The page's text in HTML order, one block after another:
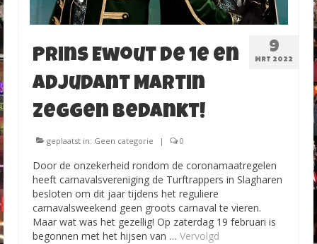
9
MRT 2022
Prins Ewout de 1e en
adjudant Martin
zeggen bedankt!
geplaatst in: Geen categorie | 0
Door de onzekerheid rondom de coronamaatregelen
heeft carnavalsvereniging de Turftrappers in Slagharen
besloten om dit jaar tijdens het reguliere
carnavalsweekend geen groots carnaval te vieren.
Maar wat was het gezellig! Op zaterdag 19 februari is
begonnen met het hijsen van … Vervolgd